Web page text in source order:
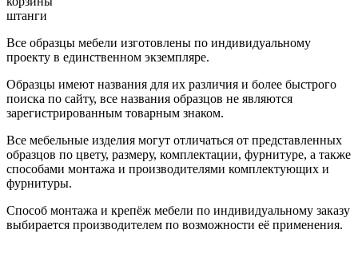
штанги
Все образцы мебели изготовлены по индивидуальному
проекту в единственном экземпляре.
Образцы имеют названия для их различия и более быстрого
поиска по сайту, все названия образцов не являются
зарегистрированным товарным знаком.
Все мебельные изделия могут отличаться от представленных
образцов по цвету, размеру, комплектации, фурнитуре, а также
способами монтажа и производителями комплектующих и
фурнитуры.
Способ монтажа и крепёж мебели по индивидуальному заказу
выбирается производителем по возможности её применения.